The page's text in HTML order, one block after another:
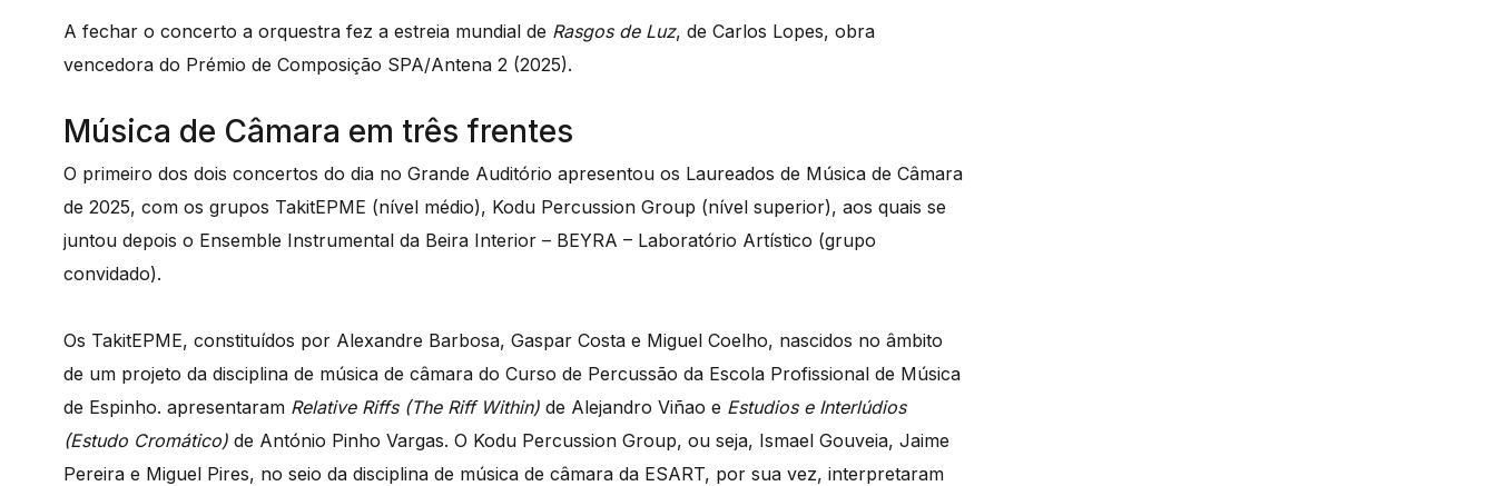
A fechar o concerto a orquestra fez a estreia mundial de Rasgos de Luz, de Carlos Lopes, obra
vencedora do Prémio de Composição SPA/Antena 2 (2025).
Música de Câmara em três frentes
O primeiro dos dois concertos do dia no Grande Auditório apresentou os Laureados de Música de Câmara
de 2025, com os grupos TakitEPME (nível médio), Kodu Percussion Group (nível superior), aos quais se
juntou depois o Ensemble Instrumental da Beira Interior – BEYRA – Laboratório Artístico (grupo
convidado).
Os TakitEPME, constituídos por Alexandre Barbosa, Gaspar Costa e Miguel Coelho, nascidos no âmbito
de um projeto da disciplina de música de câmara do Curso de Percussão da Escola Profissional de Música
de Espinho. apresentaram Relative Riffs (The Riff Within) de Alejandro Viñao e Estudios e Interlúdios
(Estudo Cromático) de António Pinho Vargas. O Kodu Percussion Group, ou seja, Ismael Gouveia, Jaime
Pereira e Miguel Pires, no seio da disciplina de música de câmara da ESART, por sua vez, interpretaram